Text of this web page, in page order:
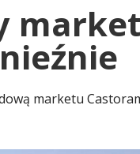
marketu